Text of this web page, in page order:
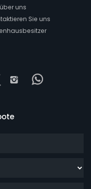
page
our youtube page
Visit our x page
Visit our
Visit our
uns
Sie uns